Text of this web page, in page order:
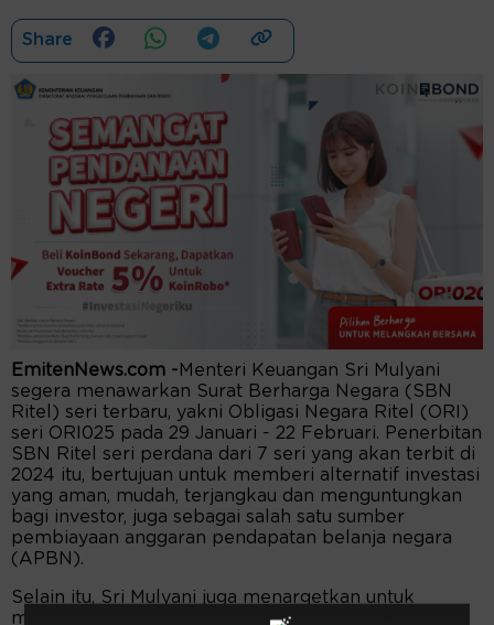
Share
EmitenNews.com - Menteri Keuangan Sri Mulyani
segera menawarkan Surat Berharga Negara (SBN
Ritel) seri terbaru, yakni Obligasi Negara Ritel (ORI)
seri ORI025 pada 29 Januari - 22 Februari. Penerbitan
SBN Ritel seri perdana dari 7 seri yang akan terbit di
2024 itu, bertujuan untuk memberi alternatif investasi
yang aman, mudah, terjangkau dan menguntungkan
bagi investor, juga sebagai salah satu sumber
pembiayaan anggaran pendapatan belanja negara
(APBN).
Selain itu, Sri Mulyani juga menargetkan untuk
memperdalam dan memperluas basis investor SBN